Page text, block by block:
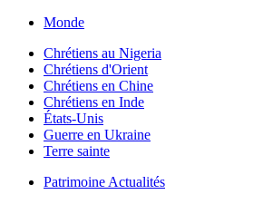
Monde
Chrétiens au Nigeria
Chrétiens d'Orient
Chrétiens en Chine
Chrétiens en Inde
États-Unis
Guerre en Ukraine
Terre sainte
Patrimoine Actualités